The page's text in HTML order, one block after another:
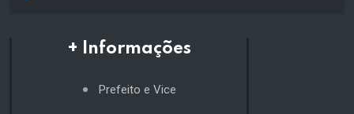
+ Informações
Prefeito e Vice